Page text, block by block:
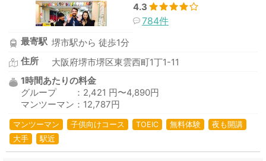
4.3
784件
最寄駅 堺市駅から 徒歩1分
住所
大阪府堺市堺区東雲西町1丁1-11
1時間あたりの料金
グループ ：2,421 円〜4,890円
マンツーマン：12,787円
マンツーマン 子供向けコース TOEIC 無料体験
夜も開講
大手
駅近